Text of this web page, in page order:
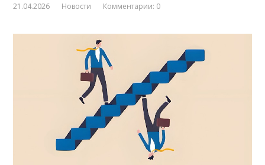
21.04.2026 Новости Комментарии: 0